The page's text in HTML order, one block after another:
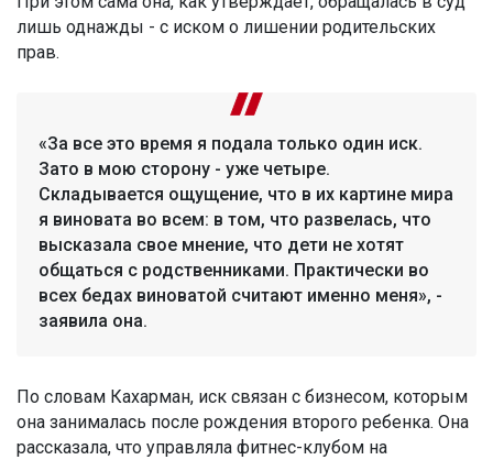
лишь однажды - с иском о лишении родительских
прав.
«За все это время я подала только один иск.
Зато в мою сторону - уже четыре.
Складывается ощущение, что в их картине мира
я виновата во всем: в том, что развелась, что
высказала свое мнение, что дети не хотят
общаться с родственниками. Практически во
всех бедах виноватой считают именно меня», -
заявила она.
По словам Кахарман, иск связан с бизнесом, которым
она занималась после рождения второго ребенка. Она
рассказала, что управляла фитнес-клубом на